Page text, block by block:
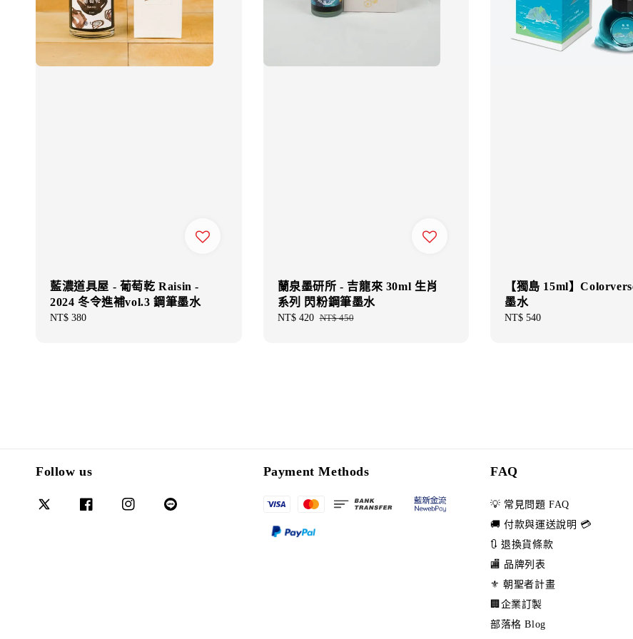
藍濃道具屋 - 葡萄乾 Raisin -
2024 冬令進補vol.3 鋼筆墨水
Regular
NT$ 380
蘭泉墨研所 - 吉龍來 30ml 生肖
系列 閃粉鋼筆墨水
Sale
NT$ 420 Regular
NT$ 450
【獨島 15ml】
墨水
Regular
NT$ 540
Follow us Payment Methods FAQ
💡 常見問題 FAQ
🚚 付款與運送說明 💳
🔃 退換貨條款
🏬 品牌列表
⚜️ 朝聖者計畫
🏢企業訂製
部落格 Blog